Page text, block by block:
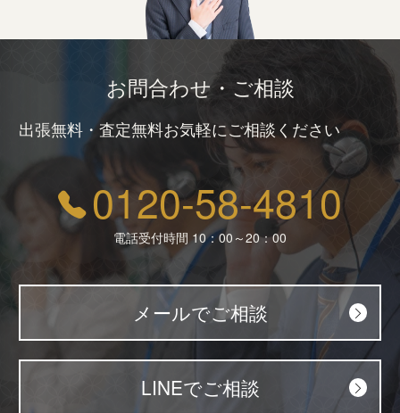
お問合わせ・ご相談
出張無料・査定無料お気軽にご相談ください
0120-58-4810
電話受付時間 10：00～20：00
メールでご相談
LINEでご相談